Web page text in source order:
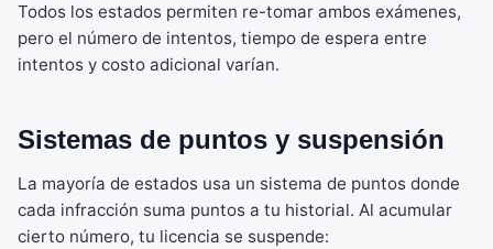
Todos los estados permiten re-tomar ambos exámenes,
pero el número de intentos, tiempo de espera entre
intentos y costo adicional varían.
Sistemas de puntos y suspensión
La mayoría de estados usa un sistema de puntos donde
cada infracción suma puntos a tu historial. Al acumular
cierto número, tu licencia se suspende: